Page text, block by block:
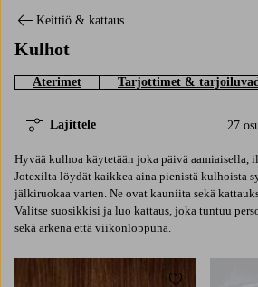
Keittiö & kattaus
Kulhot
Aterimet Tarjottimet &
27
Lajittele
Hyvää kulhoa käytetään joka päivä aamiaisella,
Jotexilta löydät kaikkea aina pienistä kulhoista
jälkiruokaa varten. Ne ovat kauniita sekä
Valitse suosikkisi ja luo kattaus, joka tuntuu
sekä arkena että viikonloppuna.
Lisää